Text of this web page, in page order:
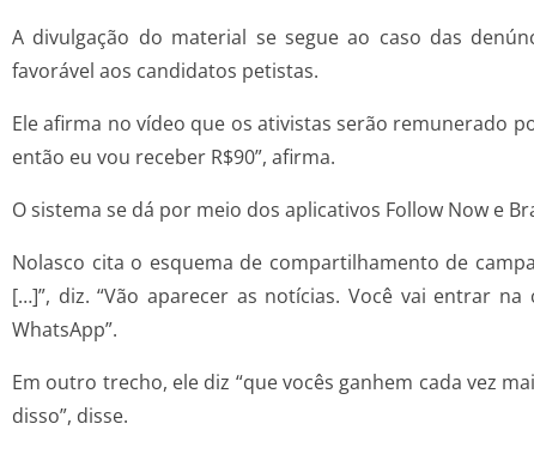
A divulgação do material se segue ao caso das
favorável aos candidatos petistas.
Ele afirma no vídeo que os ativistas serão remunerado
então eu vou receber R$90”, afirma.
O sistema se dá por meio dos aplicativos Follow Now e
Nolasco cita o esquema de compartilhamento de
[…]”, diz. “Vão aparecer as notícias. Você vai entrar
WhatsApp”.
Em outro trecho, ele diz “que vocês ganhem cada vez
disso”, disse.